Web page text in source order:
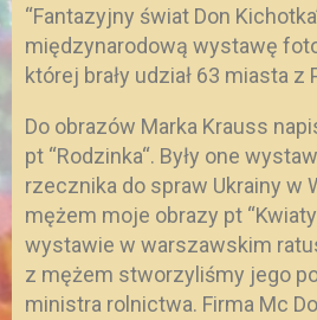
“Fantazyjny świat Don
międzynarodową wystawę
której brały udział 63 miasta z
Do obrazów Marka Krauss
pt “Rodzinka“. Były one
rzecznika do spraw Ukrainy w
mężem moje obrazy pt
wystawie w warszawskim
z mężem stworzyliśmy jego
ministra rolnictwa. Firma Mc